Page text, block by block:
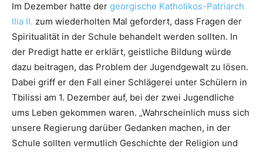
Im Dezember hatte der georgische Katholikos-Patriarch
Ilia II. zum wiederholten Mal gefordert, dass Fragen der
Spiritualität in der Schule behandelt werden sollten. In
der Predigt hatte er erklärt, geistliche Bildung würde
dazu beitragen, das Problem der Jugendgewalt zu lösen.
Dabei griff er den Fall einer Schlägerei unter Schülern in
Tbilissi am 1. Dezember auf, bei der zwei Jugendliche
ums Leben gekommen waren. „Wahrscheinlich muss sich
unsere Regierung darüber Gedanken machen, in der
Schule sollten vermutlich Geschichte der Religion und